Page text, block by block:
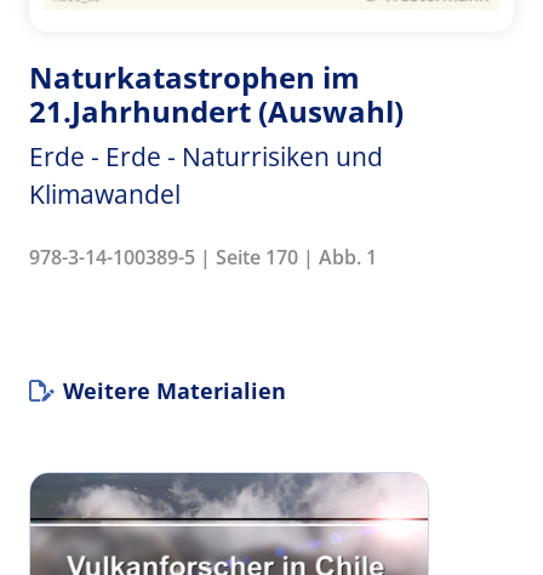
Naturkatastrophen im
21.Jahrhundert (Auswahl)
Erde - Erde - Naturrisiken und
Klimawandel
978-3-14-100389-5 | Seite 170 | Abb. 1
Weitere Materialien